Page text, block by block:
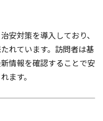
安対策を導入しており、
れています。訪問者は基
情報を確認することで安
ます。